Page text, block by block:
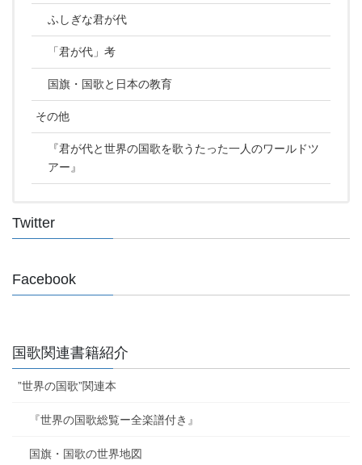
ふしぎな君が代
「君が代」考
国旗・国歌と日本の教育
その他
『君が代と世界の国歌を歌うたった一人のワールドツ
アー』
Twitter
Facebook
国歌関連書籍紹介
”世界の国歌”関連本
『世界の国歌総覧ー全楽譜付き』
国旗・国歌の世界地図